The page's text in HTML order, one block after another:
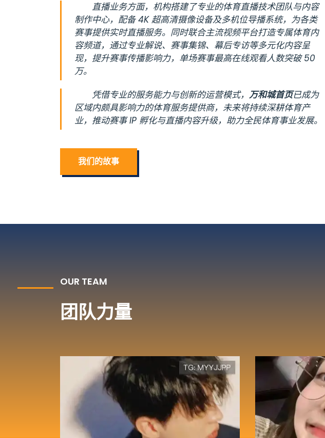
直播业务方面，机构搭建了专业的体育直播技术团队与内容
制作中心，配备 4K 超高清摄像设备及多机位导播系统，为各类
赛事提供实时直播服务。同时联合主流视频平台打造专属体育内
容频道，通过专业解说、赛事集锦、幕后专访等多元化内容呈
现，提升赛事传播影响力，单场赛事最高在线观看人数突破 50
万。
凭借专业的服务能力与创新的运营模式， 万和城首页已成为
区域内颇具影响力的体育服务提供商，未来将持续深耕体育产
业，推动赛事 IP 孵化与直播内容升级，助力全民体育事业发展。
我们的故事
OUR TEAM
团队力量